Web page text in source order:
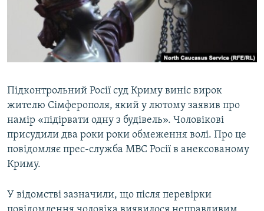
ВІДЕОУРОКИ «ELIFBE»
СВІДЧЕННЯ ОКУПАЦІЇ
УКРАЇНСЬКА ПРОБЛЕМА КРИМУ
Русский
Qırımtatar
Усі сайти RFE/RL
Підконтрольний Росії суд Криму виніс вирок
жителю Сімферополя, який у лютому заявив про
намір «підірвати одну з будівель». Чоловікові
присудили два роки роки обмеження волі. Про це
повідомляє прес-служба МВС Росії в анексованому
Криму.
У відомстві зазначили, що після перевірки